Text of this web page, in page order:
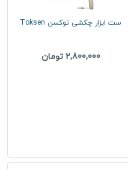
ست ابزار چکشی توکسن Toksen
2,800,000 تومان